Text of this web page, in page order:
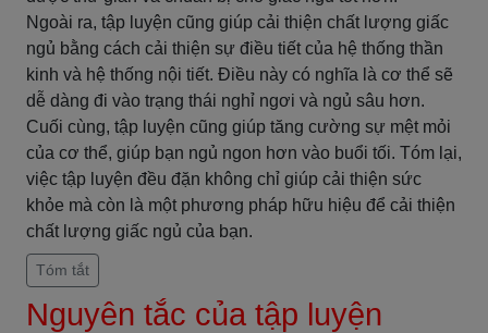
Ngoài ra, tập luyện cũng giúp cải thiện chất lượng giấc
ngủ bằng cách cải thiện sự điều tiết của hệ thống thần
kinh và hệ thống nội tiết. Điều này có nghĩa là cơ thể sẽ
dễ dàng đi vào trạng thái nghỉ ngơi và ngủ sâu hơn.
Cuối cùng, tập luyện cũng giúp tăng cường sự mệt mỏi
của cơ thể, giúp bạn ngủ ngon hơn vào buổi tối. Tóm lại,
việc tập luyện đều đặn không chỉ giúp cải thiện sức
khỏe mà còn là một phương pháp hữu hiệu để cải thiện
chất lượng giấc ngủ của bạn.
Tóm tắt
Nguyên tắc của tập luyện